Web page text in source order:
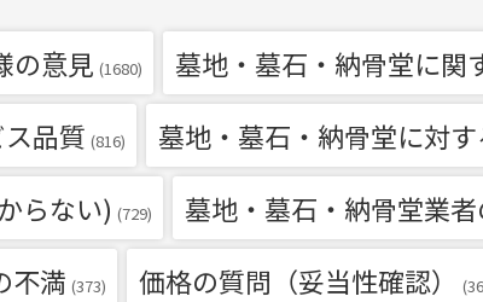
の意見 (1680) 墓地・墓石・納骨堂に関
品質 (816) 墓地・墓石・納骨堂に対
らない) (729) 墓地・墓石・納骨堂業
不満 (373) 価格の質問（妥当性確認）